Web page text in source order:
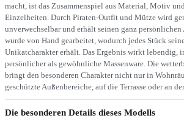
macht, ist das Zusammenspiel aus Material, Motiv
Einzelheiten. Durch Piraten-Outfit und Mütze wird
unverwechselbar und erhält seinen ganz
wurde von Hand gearbeitet, wodurch jedes Stück
Unikatcharakter erhält. Das Ergebnis wirkt
persönlicher als gewöhnliche Massenware. Die
bringt den besonderen Charakter nicht nur in
geschützte Außenbereiche, auf die Terrasse oder an
Die besonderen Details dieses Modells